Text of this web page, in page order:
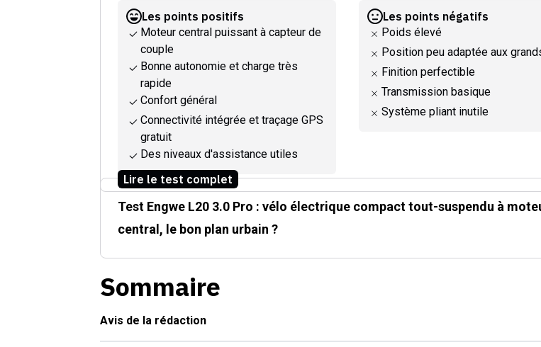
Les points positifs
Moteur central puissant à capteur de
couple
Bonne autonomie et charge très
rapide
Confort général
Connectivité intégrée et traçage GPS
gratuit
Des niveaux d'assistance utiles
Les points négatifs
Poids élevé
Position peu adaptée aux
Finition perfectible
Transmission basique
Système pliant inutile
Lire le test complet
Test Engwe L20 3.0 Pro : vélo électrique compact tout-suspendu à
central, le bon plan urbain ?
Sommaire
Avis de la rédaction